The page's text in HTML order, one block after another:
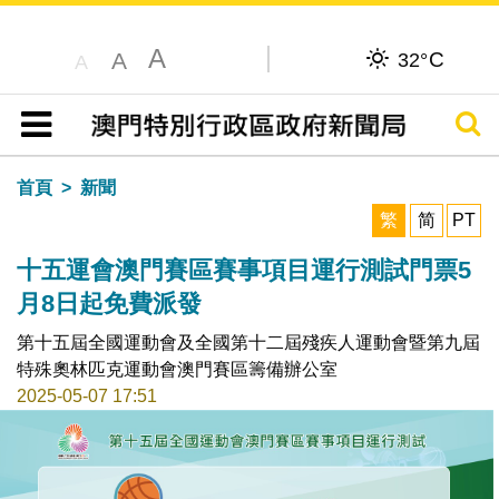
A A A 32°C
目錄
搜尋
首頁
新聞
繁
简 PT
十五運會澳門賽區賽事項目運行測試門票5
月8日起免費派發
第十五屆全國運動會及全國第十二屆殘疾人運動會暨第九屆
特殊奧林匹克運動會澳門賽區籌備辦公室
2025-05-07 17:51